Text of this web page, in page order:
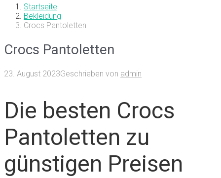
Startseite
Bekleidung
Crocs Pantoletten
Crocs Pantoletten
23. August 2023Geschrieben von admin
Die besten Crocs
Pantoletten zu
günstigen Preisen